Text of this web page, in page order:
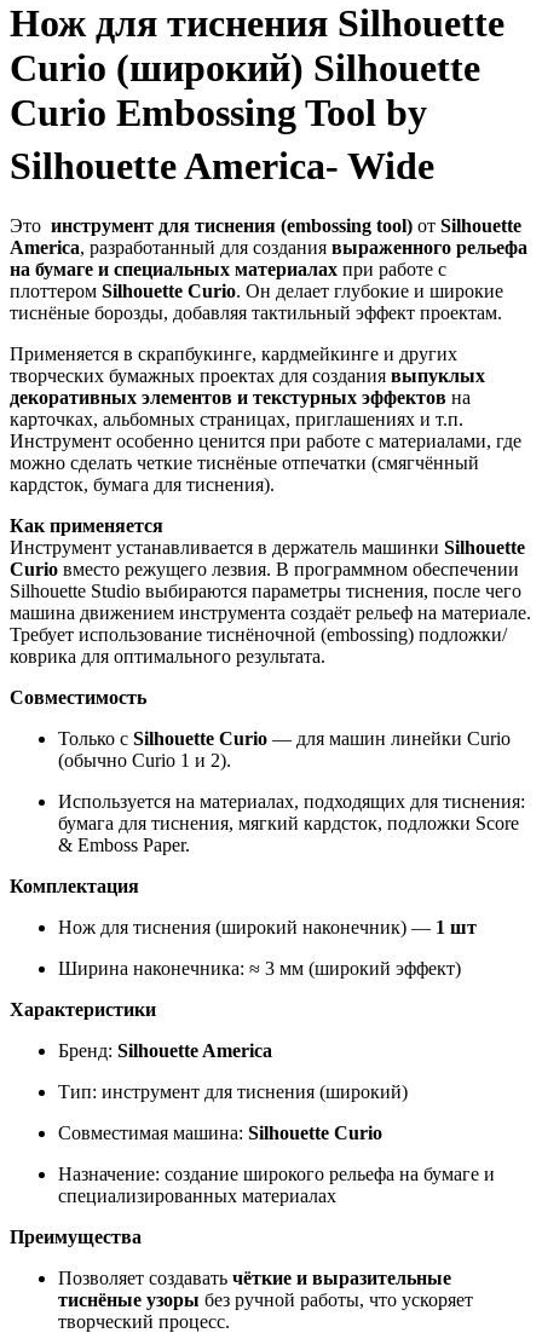
Нож для тиснения Silhouette
Curio (широкий) Silhouette
Curio Embossing Tool by
Silhouette America- Wide
Это инструмент для тиснения (embossing tool) от Silhouette
America, разработанный для создания выраженного рельефа
на бумаге и специальных материалах при работе с
плоттером Silhouette Curio. Он делает глубокие и широкие
тиснёные борозды, добавляя тактильный эффект проектам.
Применяется в скрапбукинге, кардмейкинге и других
творческих бумажных проектах для создания выпуклых
декоративных элементов и текстурных эффектов на
карточках, альбомных страницах, приглашениях и т.п.
Инструмент особенно ценится при работе с материалами, где
можно сделать четкие тиснёные отпечатки (смягчённый
кардсток, бумага для тиснения).
Как применяется
Инструмент устанавливается в держатель машинки Silhouette
Curio вместо режущего лезвия. В программном обеспечении
Silhouette Studio выбираются параметры тиснения, после чего
машина движением инструмента создаёт рельеф на материале.
Требует использование тиснёночной (embossing) подложки/
коврика для оптимального результата.
Совместимость
Только с Silhouette Curio — для машин линейки Curio
(обычно Curio 1 и 2).
Используется на материалах, подходящих для тиснения:
бумага для тиснения, мягкий кардсток, подложки Score
& Emboss Paper.
Комплектация
Нож для тиснения (широкий наконечник) — 1 шт
Ширина наконечника: ≈ 3 мм (широкий эффект)
Характеристики
Бренд: Silhouette America
Тип: инструмент для тиснения (широкий)
Совместимая машина: Silhouette Curio
Назначение: создание широкого рельефа на бумаге и
специализированных материалах
Преимущества
Позволяет создавать чёткие и выразительные
тиснёные узоры без ручной работы, что ускоряет
творческий процесс.